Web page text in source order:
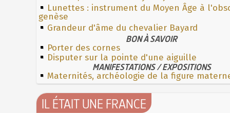
Lunettes : instrument du Moyen Âge à
genèse
Grandeur d'âme du chevalier Bayard
BON À SAVOIR
Porter des cornes
Disputer sur la pointe d'une aiguille
MANIFESTATIONS / EXPOSITIONS
Maternités, archéologie de la figure
IL ÉTAIT UNE FRANCE